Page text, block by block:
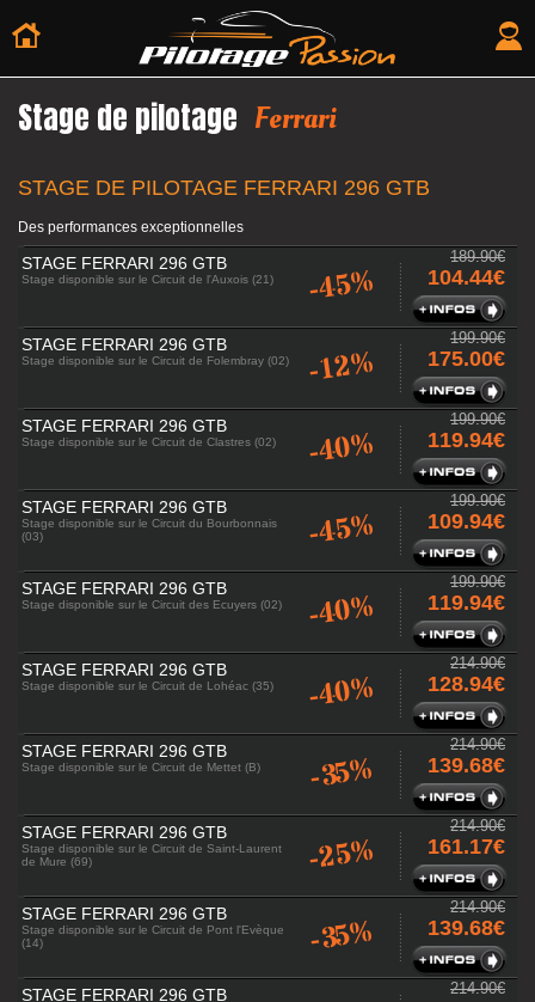
Stage de pilotage Ferrari
STAGE DE PILOTAGE FERRARI 296 GTB
Des performances exceptionnelles
STAGE FERRARI 296 GTB
Stage disponible sur le Circuit de l'Auxois (21) -45%
189.90€
104.44€
STAGE FERRARI 296 GTB
Stage disponible sur le Circuit de Folembray (02) -12%
199.90€
175.00€
STAGE FERRARI 296 GTB
Stage disponible sur le Circuit de Clastres (02) -40%
199.90€
119.94€
STAGE FERRARI 296 GTB
Stage disponible sur le Circuit du Bourbonnais
(03)
-45%
199.90€
109.94€
STAGE FERRARI 296 GTB
Stage disponible sur le Circuit des Ecuyers (02) -40%
199.90€
119.94€
STAGE FERRARI 296 GTB
Stage disponible sur le Circuit de Lohéac (35) -40%
214.90€
128.94€
STAGE FERRARI 296 GTB
Stage disponible sur le Circuit de Mettet (B) -35%
214.90€
139.68€
STAGE FERRARI 296 GTB
Stage disponible sur le Circuit de Saint-Laurent
de Mure (69)
-25%
214.90€
161.17€
STAGE FERRARI 296 GTB
Stage disponible sur le Circuit de Pont l'Evèque
(14)
-35%
214.90€
139.68€
STAGE FERRARI 296 GTB 214.90€